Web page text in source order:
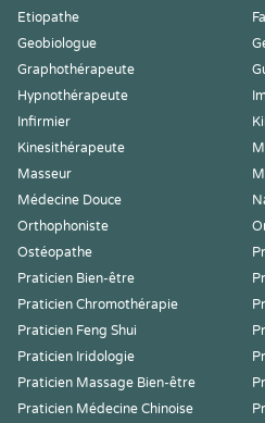
Etiopathe
Geobiologue
Graphothérapeute
Hypnothérapeute
Infirmier
Kinesithérapeute
Masseur
Médecine Douce
Orthophoniste
Ostéopathe
Praticien Bien-être
Praticien Chromothérapie
Praticien Feng Shui
Praticien Iridologie
Praticien Massage Bien-être
Praticien Médecine Chinoise